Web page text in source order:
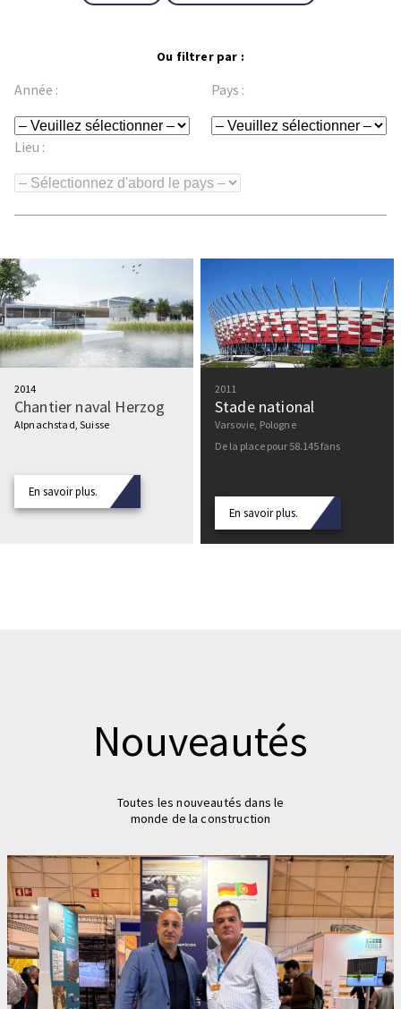
Ou filtrer par :
Année : Pays :
Lieu :
2014
Chantier naval Herzog
Alpnachstad, Suisse
En savoir plus.
2011
Stade national
Varsovie, Pologne
De la place pour 58.145 fans
En savoir plus.
Nouveautés
Toutes les nouveautés dans le
monde de la construction